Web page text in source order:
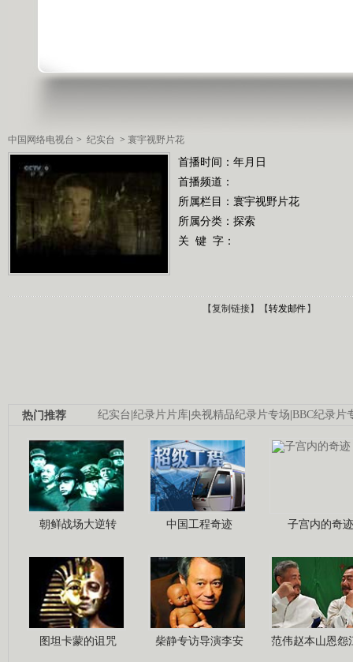
中国网络电视台 > 纪实台 > 寰宇视野片花
首播时间：年月日
首播频道：
所属栏目： 寰宇视野片花
所属分类：探索
关 键 字：
【复制链接】【转发邮件】
纪实台|纪录片片库|央视精品纪录片专场|BBC纪录片
热门推荐
朝鲜战场大逆转 中国工程奇迹 子宫内的奇迹
图坦卡蒙的诅咒 柴静专访导演李安 范伟赵本山恩怨